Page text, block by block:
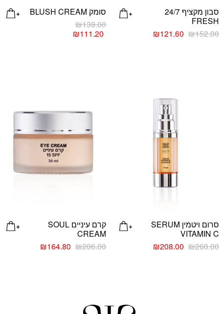
סבון מקציף 24/7
FRESH
₪152.00
₪121.60
סומק BLUSH CREAM
₪139.00
₪111.20
לבחור
האפשרויות
סרום ויטמין SERUM
VITAMIN C
₪260.00
₪208.00
קרם עיניים SOUL
CREAM
₪206.00
₪164.80